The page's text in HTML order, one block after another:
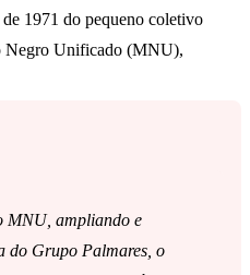
1971 do pequeno coletivo
Negro Unificado (MNU),
MNU, ampliando e
do Grupo Palmares, o